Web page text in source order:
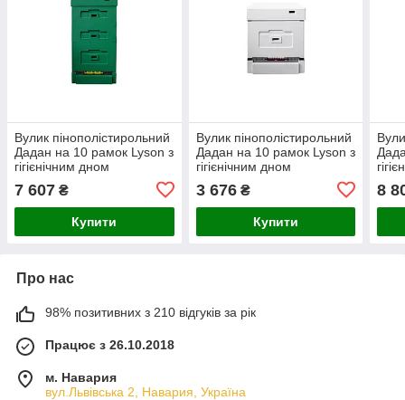
Вулик пінополістирольний
Дадан на 10 рамок Lyson з
гігієнічним дном
зелений)
7 607 ₴
Купити
Вулик пінополістирольний
Дадан на 10 рамок Lyson з
гігієнічним дном
корпус)
3 676₴
Купити
8
Про нас
98% позитивних з 210 відгуків за рік
Працює з 26.10.2018
м. Навария
вул.Львівська 2, Навария, Україна